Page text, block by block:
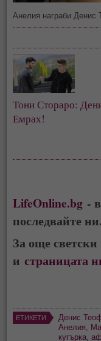
Анелия награби Денис
Тони Стораро:
Емрах!
LifeOnline.bg -
последвайте ни.
За още
истраницата
ЕТИКЕТИ Денис
Анелия
кугърка ,